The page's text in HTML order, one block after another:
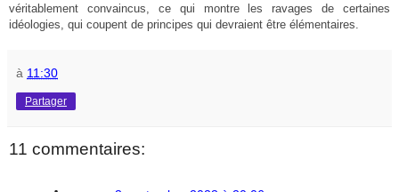
véritablement convaincus, ce qui montre les ravages de certaines
idéologies, qui coupent de principes qui devraient être élémentaires.
à 11:30
Partager
11 commentaires: